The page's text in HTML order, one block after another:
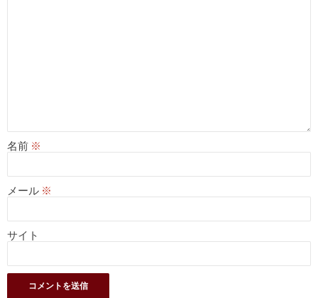
名前 ※
メール ※
サイト